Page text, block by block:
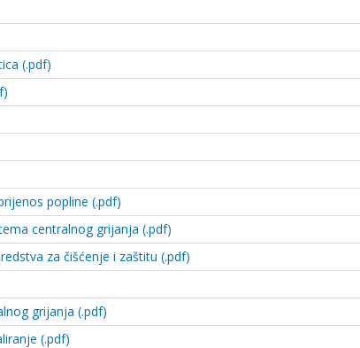
(.pdf)
popline (.pdf)
centralnog grijanja (.pdf)
za čišćenje i zaštitu (.pdf)
grijanja (.pdf)
(.pdf)